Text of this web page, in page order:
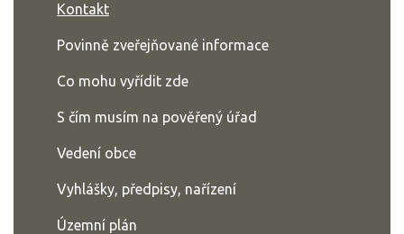
Kontakt
Povinně zveřejňované informace
Co mohu vyřídit zde
S čím musím na pověřený úřad
Vedení obce
Vyhlášky, předpisy, nařízení
Územní plán